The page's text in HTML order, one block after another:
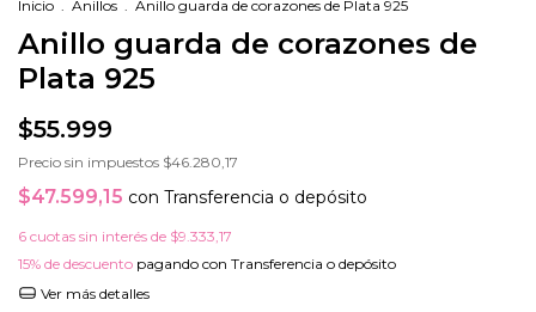
Inicio Anillos Anillo guarda de corazones de Plata 925
Anillo guarda de corazones de
Plata 925
$55.999
Precio sin impuestos $46.280,17
$47.599,15 con Transferencia o depósito
6 cuotas sin interés de $9.333,17
15% de descuento pagando con Transferencia o depósito
Ver más detalles